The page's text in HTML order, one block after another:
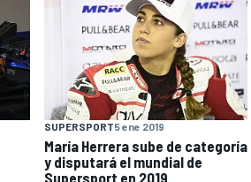
SUPERSPORT5 ene 2019
María Herrera sube de categoría
y disputará el mundial de
Supersport en 2019